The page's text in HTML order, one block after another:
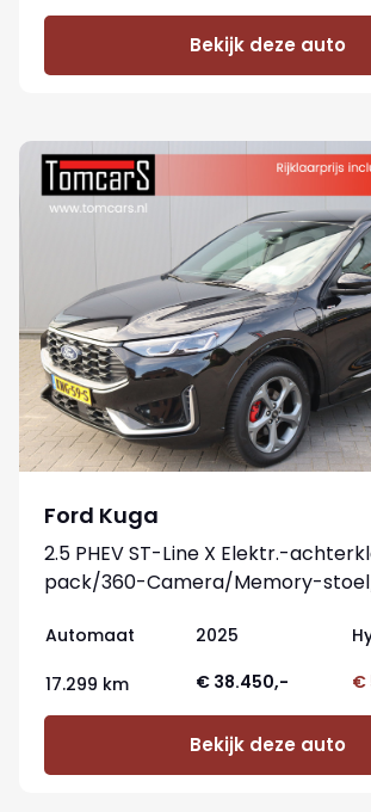
Bekijk deze auto
Ford Kuga
2.5 PHEV ST-Line X Elektr.-
pack/360-Camera/Memory-
Automaat 2025
17.299 km € 38.450,- €
Bekijk deze auto